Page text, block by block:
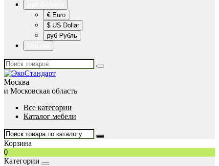
€ Euro
$ US Dollar
руб Рубль
Москва
и Московская область
Все категории
Каталог мебели
Корзина
0
Категории